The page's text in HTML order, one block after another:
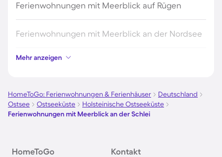
Ferienwohnungen mit Meerblick auf Rügen
Ferienwohnungen mit Meerblick an der Nordsee
Ferienwohnungen mit Meerblick auf Fehmarn
Ferienwohnungen mit Meerblick in Kühlungsborn
Ferienwohnungen mit Meerblick in Barcelona
Ferienwohnungen mit Meerblick in Büsum
Mehr anzeigen
HomeToGo: Ferienwohnungen & Ferienhäuser
Deutschland
Ostsee
Ostseeküste
Holsteinische Ostseeküste
Ferienwohnungen mit Meerblick an der Schlei
HomeToGo Kontakt